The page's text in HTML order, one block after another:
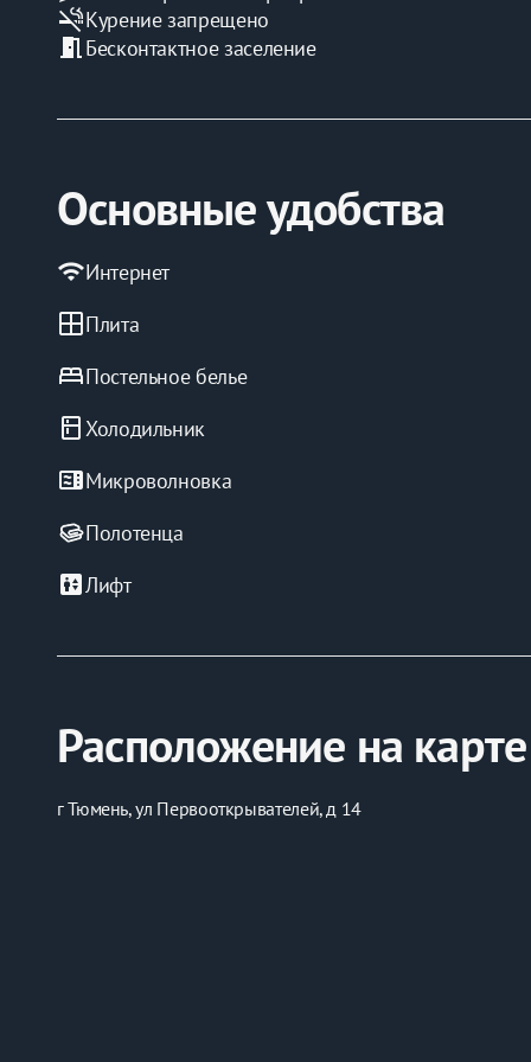
smoke_freeКурение запрещено
meeting_room Бесконтактное заселение
Основные удобства
wifiИнтернет
windowПлита
bedПостельное белье
kitchen Холодильник
microwaveМикроволновка
Полотенца
elevatorЛифт
Расположение на карте
г Тюмень, ул Первооткрывателей, д 14